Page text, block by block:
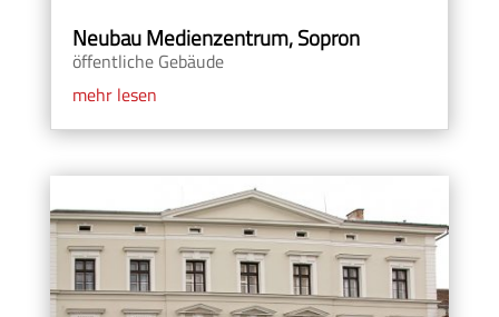
Neubau Medienzentrum, Sopron
öffentliche Gebäude
mehr lesen